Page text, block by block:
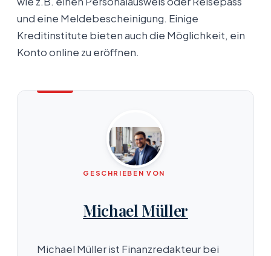
und eine Meldebescheinigung. Einige
Kreditinstitute bieten auch die Möglichkeit, ein
Konto online zu eröffnen.
GESCHRIEBEN VON
Michael Müller
Michael Müller ist Finanzredakteur bei